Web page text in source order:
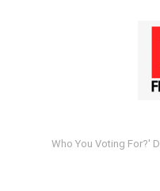
Who You Voting For?'